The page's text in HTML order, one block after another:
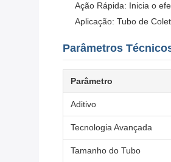
Ação Rápida: Inicia o
Aplicação: Tubo de
Parâmetros
Parâmetro
Aditivo
Tecnologia Avançada
Tamanho do Tubo